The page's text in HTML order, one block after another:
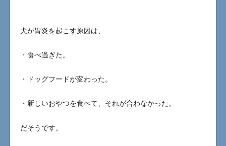
犬が胃炎を起こす原因は、
・食べ過ぎた。
・ドッグフードが変わった。
・新しいおやつを食べて、それが合わなかった。
だそうです。